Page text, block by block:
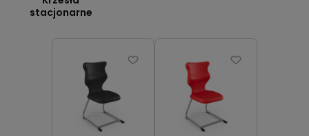
stacjonarne